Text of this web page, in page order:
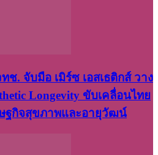
ช. จับมือ เมิร์ซ เอสเธติกส์ วาง
Longevity ขับเคลื่อนไทย
ฐกิจสุขภาพและอายุวัฒน์